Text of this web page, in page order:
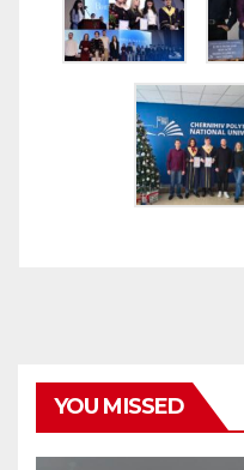
YOU MISSED